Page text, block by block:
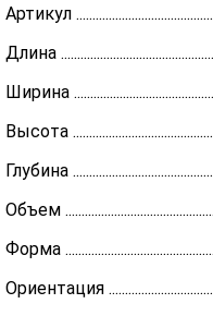
Артикул
Длина
Ширина
Высота
Глубина
Объем
Форма
Ориентация